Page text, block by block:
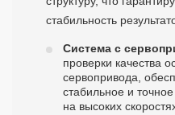
стабильность
Система с
проверки качества
сервопривода,
стабильное и
на высоких